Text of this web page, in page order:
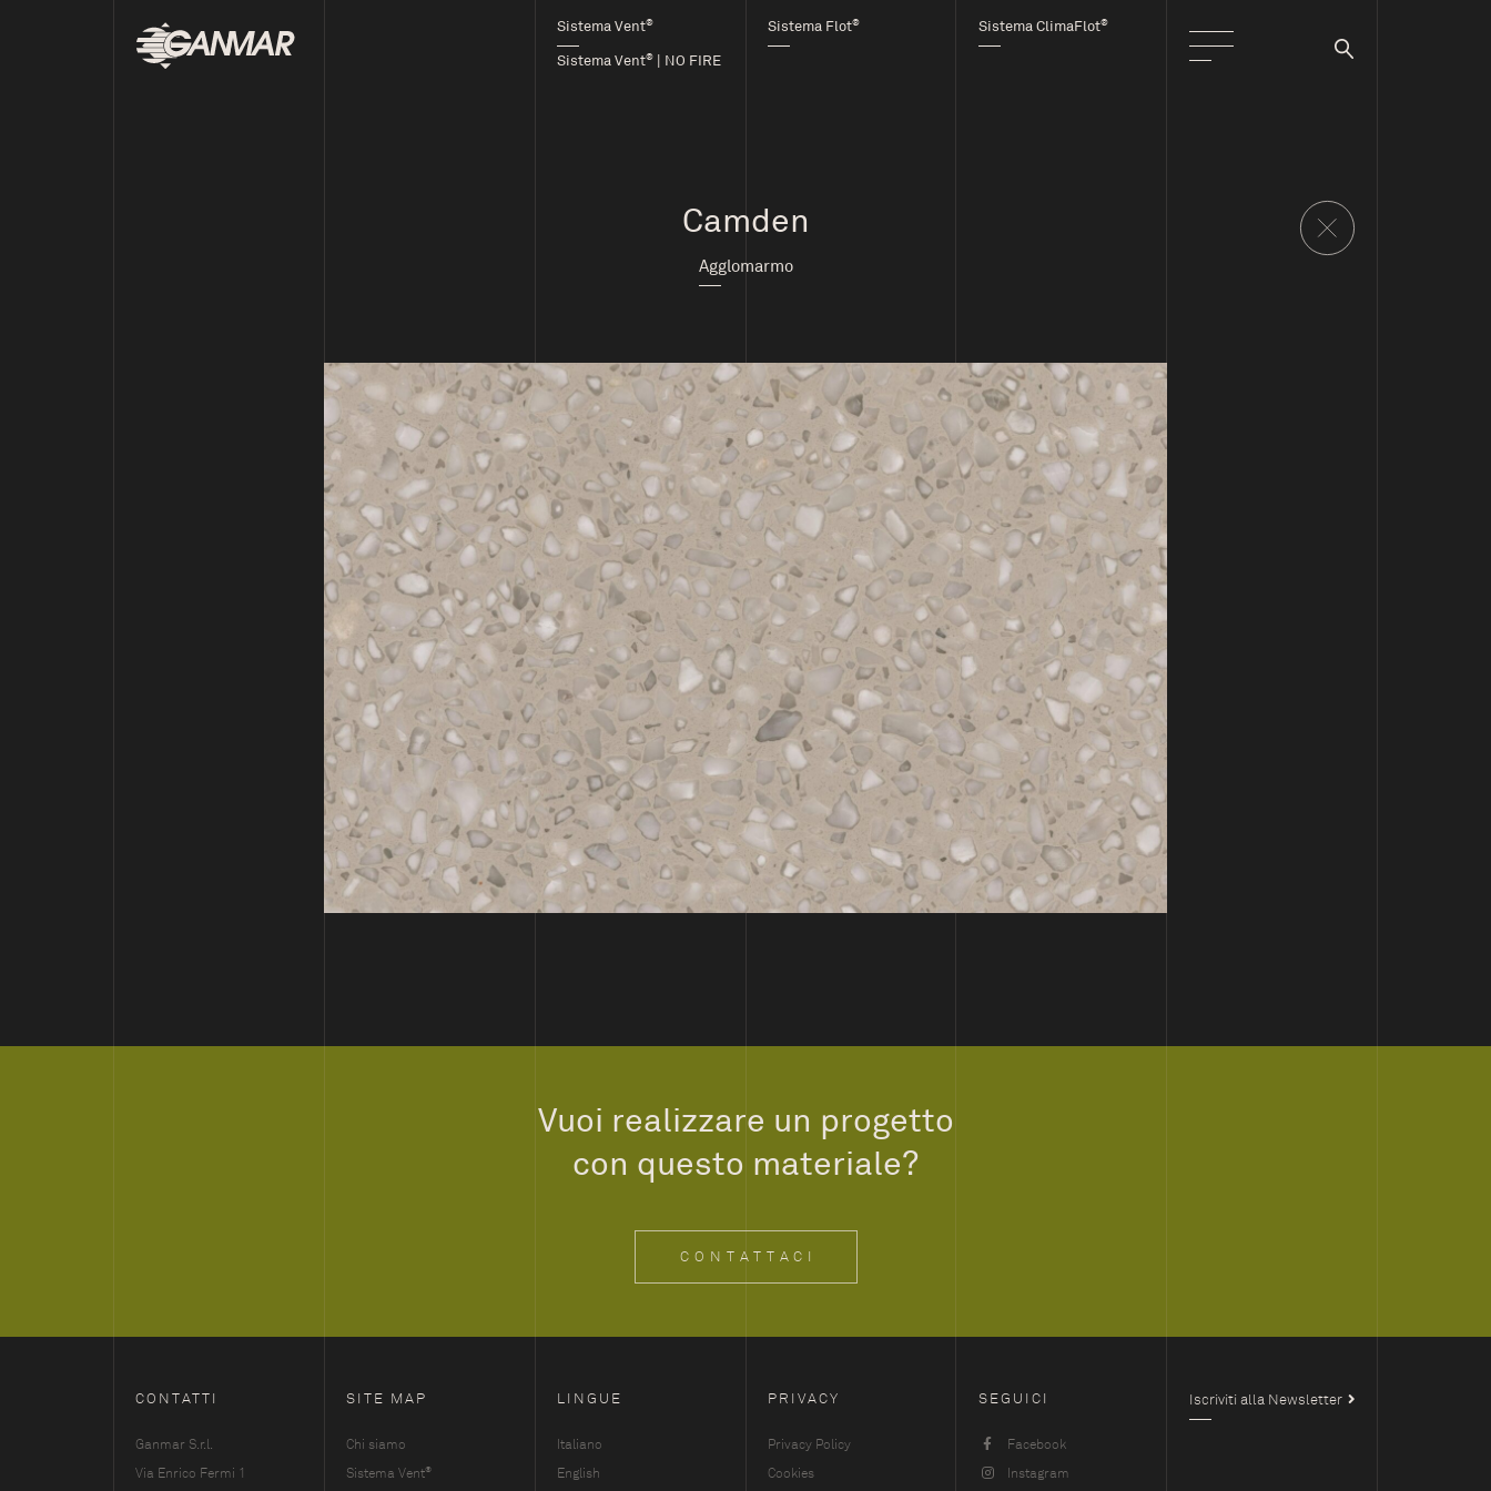
Sistema Vent®
Sistema Vent® | NO FIRE
Sistema Flot® Sistema ClimaFlot®
Camden
Agglomarmo
Vuoi realizzare un progetto
con questo materiale?
CONTATTACI
CONTATTI
Ganmar S.r.l.
Via Enrico Fermi 1
SITE MAP
Chi siamo
Sistema Vent®
LINGUE
Italiano
English
PRIVACY
Privacy Policy
Cookies
SEGUICI
Facebook
Instagram
Iscriviti alla Newsletter